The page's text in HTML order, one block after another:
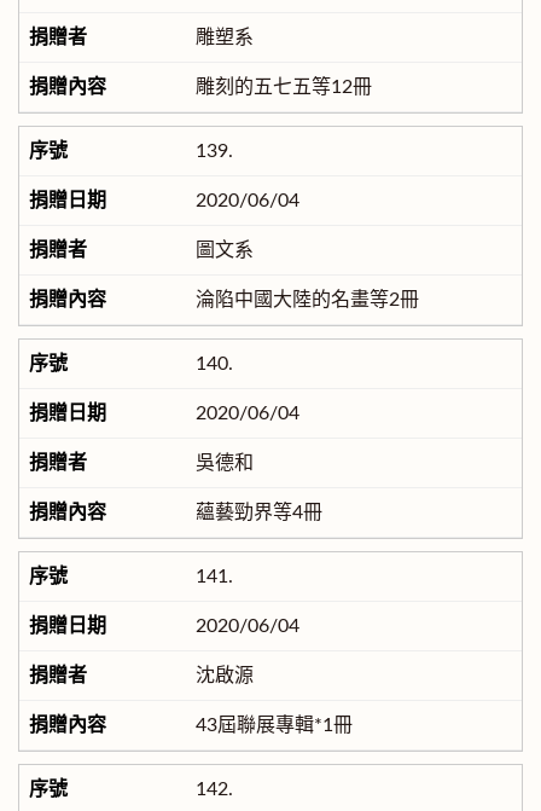
雕塑系
雕刻的五七五等12冊
139.
2020/06/04
圖文系
淪陷中國大陸的名畫等2冊
140.
2020/06/04
吳德和
蘊藝勁界等4冊
141.
2020/06/04
沈啟源
43屆聯展專輯*1冊
142.